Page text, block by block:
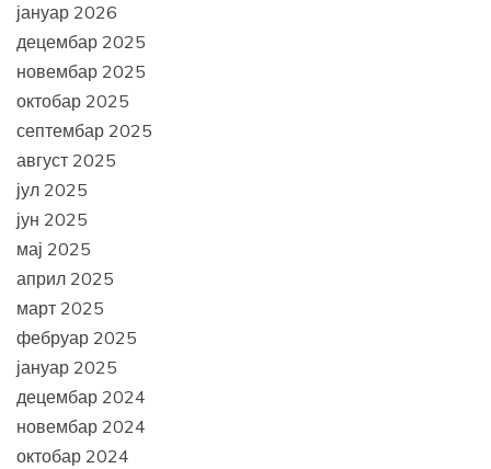
јануар 2026
децембар 2025
новембар 2025
октобар 2025
септембар 2025
август 2025
јул 2025
јун 2025
мај 2025
април 2025
март 2025
фебруар 2025
јануар 2025
децембар 2024
новембар 2024
октобар 2024